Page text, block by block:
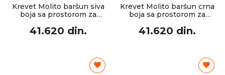
Krevet Molito baršun siva
boja sa prostorom za
41.620 din.
Krevet Molito baršun crna
boja sa prostorom za
41.620 din.